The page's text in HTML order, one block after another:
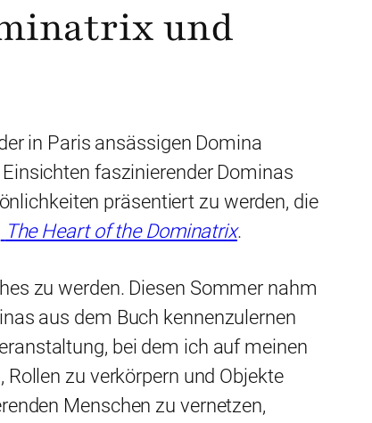
und
in Paris ansässigen Domina
faszinierender Dominas
präsentiert zu werden, die
The Heart of the Dominatrix.
zu werden. Diesen Sommer nahm
aus dem Buch kennenzulernen
bei dem ich auf meinen
zu verkörpern und Objekte
Menschen zu vernetzen,